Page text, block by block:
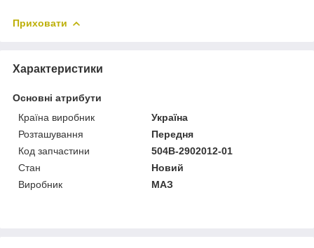
Приховати
Характеристики
Основні атрибути
Країна виробник
Україна
Розташування
Передня
Код запчастини
504В-2902012-01
Стан
Новий
Виробник
МАЗ